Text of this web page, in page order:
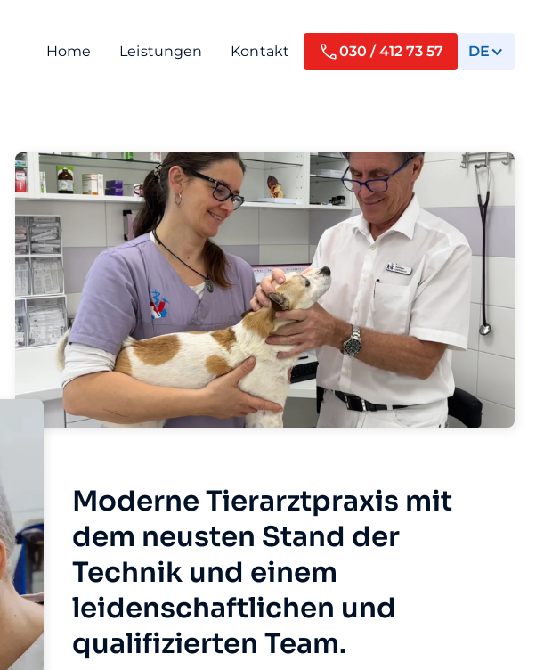
Home Leistungen Kontakt 030 / 412 73 57 DE
Moderne Tierarztpraxis mit
dem neusten Stand der
Technik und einem
leidenschaftlichen und
qualifizierten Team.